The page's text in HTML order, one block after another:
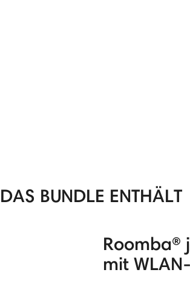
DAS BUNDLE ENTHÄLT
Roomba®
mit